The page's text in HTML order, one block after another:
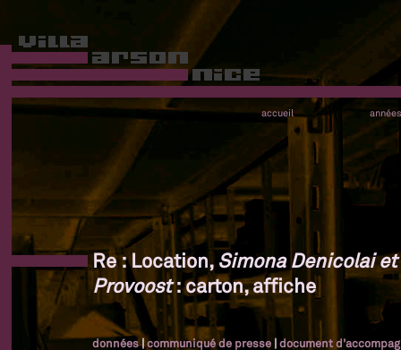
accueil années
Re : Location, Simona Denicolai et
Provoost: carton, affiche
données|communiqué de presse |document